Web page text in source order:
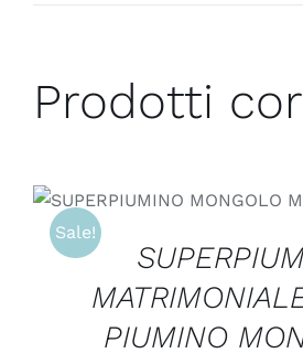
Prodotti
Sale!
SCEGLI
/
DETTAGLI
PIUMINO